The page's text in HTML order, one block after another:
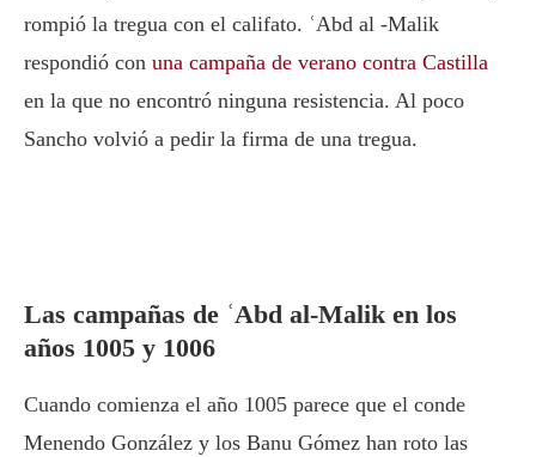
rompió la tregua con el califato. ʿAbd al -Malik
respondió con una campaña de verano contra Castilla
en la que no encontró ninguna resistencia. Al poco
Sancho volvió a pedir la firma de una tregua.
Las campañas de ʿAbd al-Malik en los
años 1005 y 1006
Cuando comienza el año 1005 parece que el conde
Menendo González y los Banu Gómez han roto las